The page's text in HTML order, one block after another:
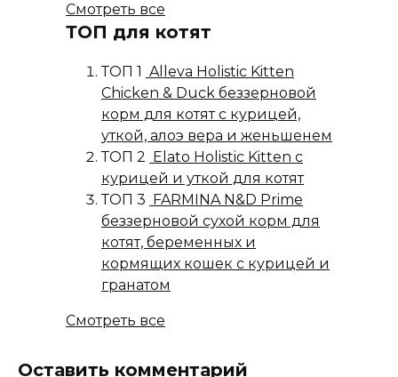
Смотреть все
ТОП для котят
ТОП 1 Alleva Holistic Kitten
Chicken & Duck беззерновой
корм для котят с курицей,
уткой, алоэ вера и женьшенем
ТОП 2 Elato Holistic Kitten с
курицей и уткой для котят
ТОП 3 FARMINA N&D Prime
беззерновой сухой корм для
котят, беременных и
кормящих кошек с курицей и
гранатом
Смотреть все
Оставить комментарий